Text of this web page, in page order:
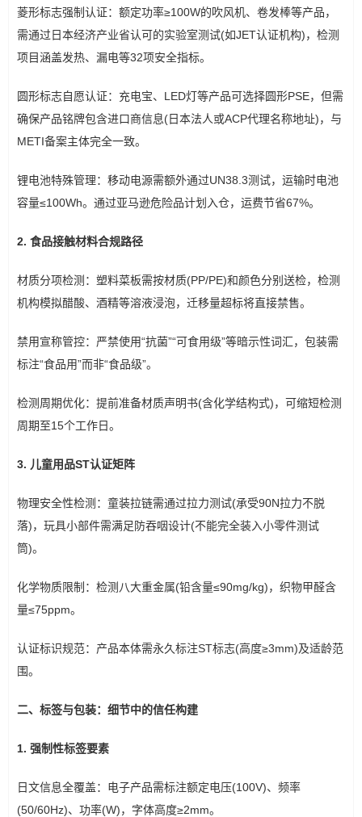
菱形标志强制认证：额定功率≥100W的吹风机、卷发棒等产品，
需通过日本经济产业省认可的实验室测试(如JET认证机构)，检测
项目涵盖发热、漏电等32项安全指标。
圆形标志自愿认证：充电宝、LED灯等产品可选择圆形PSE，但需
确保产品铭牌包含进口商信息(日本法人或ACP代理名称地址)，与
METI备案主体完全一致。
锂电池特殊管理：移动电源需额外通过UN38.3测试，运输时电池
容量≤100Wh。通过亚马逊危险品计划入仓，运费节省67%。
2. 食品接触材料合规路径
材质分项检测：塑料菜板需按材质(PP/PE)和颜色分别送检，检测
机构模拟醋酸、酒精等溶液浸泡，迁移量超标将直接禁售。
禁用宣称管控：严禁使用“抗菌”“可食用级”等暗示性词汇，包装需
标注“食品用”而非“食品级”。
检测周期优化：提前准备材质声明书(含化学结构式)，可缩短检测
周期至15个工作日。
3. 儿童用品ST认证矩阵
物理安全性检测：童装拉链需通过拉力测试(承受90N拉力不脱
落)，玩具小部件需满足防吞咽设计(不能完全装入小零件测试
筒)。
化学物质限制：检测八大重金属(铅含量≤90mg/kg)，织物甲醛含
量≤75ppm。
认证标识规范：产品本体需永久标注ST标志(高度≥3mm)及适龄范
围。
二、标签与包装：细节中的信任构建
1. 强制性标签要素
日文信息全覆盖：电子产品需标注额定电压(100V)、频率
(50/60Hz)、功率(W)，字体高度≥2mm。